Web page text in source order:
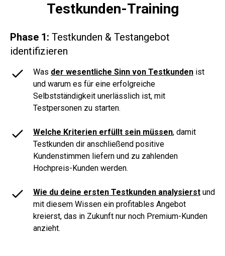
Testkunden-Training
Phase 1: Testkunden & Testangebot
identifizieren
Was der wesentliche Sinn von Testkunden ist
und warum es für eine erfolgreiche
Selbstständigkeit unerlässlich ist, mit
Testpersonen zu starten.
Welche Kriterien erfüllt sein müssen, damit
Testkunden dir anschließend positive
Kundenstimmen liefern und zu zahlenden
Hochpreis-Kunden werden.
Wie du deine ersten Testkunden analysierst und
mit diesem Wissen ein profitables Angebot
kreierst, das in Zukunft nur noch Premium-Kunden
anzieht.